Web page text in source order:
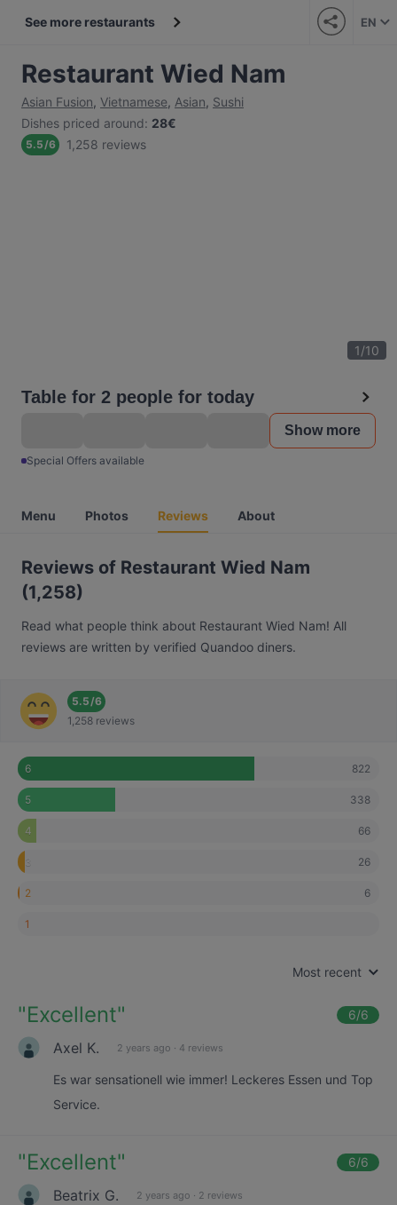
See more restaurants EN
Restaurant Wied Nam
Asian Fusion, Vietnamese, Asian, Sushi
Dishes priced around: 28€
5.5/6 1,258 reviews
1/10
Table for 2 people for today
Show more
Special Offers available
Menu Photos Reviews About
Reviews of Restaurant Wied Nam
(1,258)
Read what people think about Restaurant Wied Nam! All
reviews are written by verified Quandoo diners.
5.5/6
1,258 reviews
6 822
5 338
4 66
3 26
2 6
1
Most recent
"Excellent" 6/6
Axel K. 2 years ago · 4 reviews
Es war sensationell wie immer! Leckeres Essen und Top
Service.
"Excellent" 6/6
Beatrix G. 2 years ago · 2 reviews